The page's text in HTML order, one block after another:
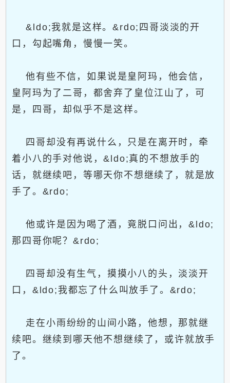
&ldo;我就是这样。&rdo;四哥淡淡的开
口，勾起嘴角，慢慢一笑。
他有些不信，如果说是皇阿玛，他会信，
皇阿玛为了二哥，都舍弃了皇位江山了，可
是，四哥，却似乎不是这样。
四哥却没有再说什么，只是在离开时，牵
着小八的手对他说，&ldo;真的不想放手的
话，就继续吧，等哪天你不想继续了，就是放
手了。&rdo;
他或许是因为喝了酒，竟脱口问出，&ldo;
那四哥你呢？&rdo;
四哥却没有生气，摸摸小八的头，淡淡开
口，&ldo;我都忘了什么叫放手了。&rdo;
走在小雨纷纷的山间小路，他想，那就继
续吧。继续到哪天他不想继续了，或许就放手
了。